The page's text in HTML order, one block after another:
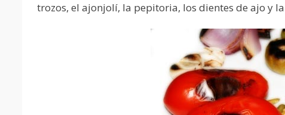
trozos, el ajonjolí, la pepitoria, los dientes de ajo y